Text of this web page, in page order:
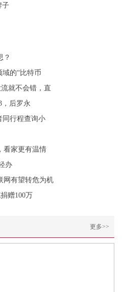
子
？
的“比特币
就不会错，直
，后罗永
同行程查询小
看家更有温情
办
网有望转危为机
赠100万
更多>>